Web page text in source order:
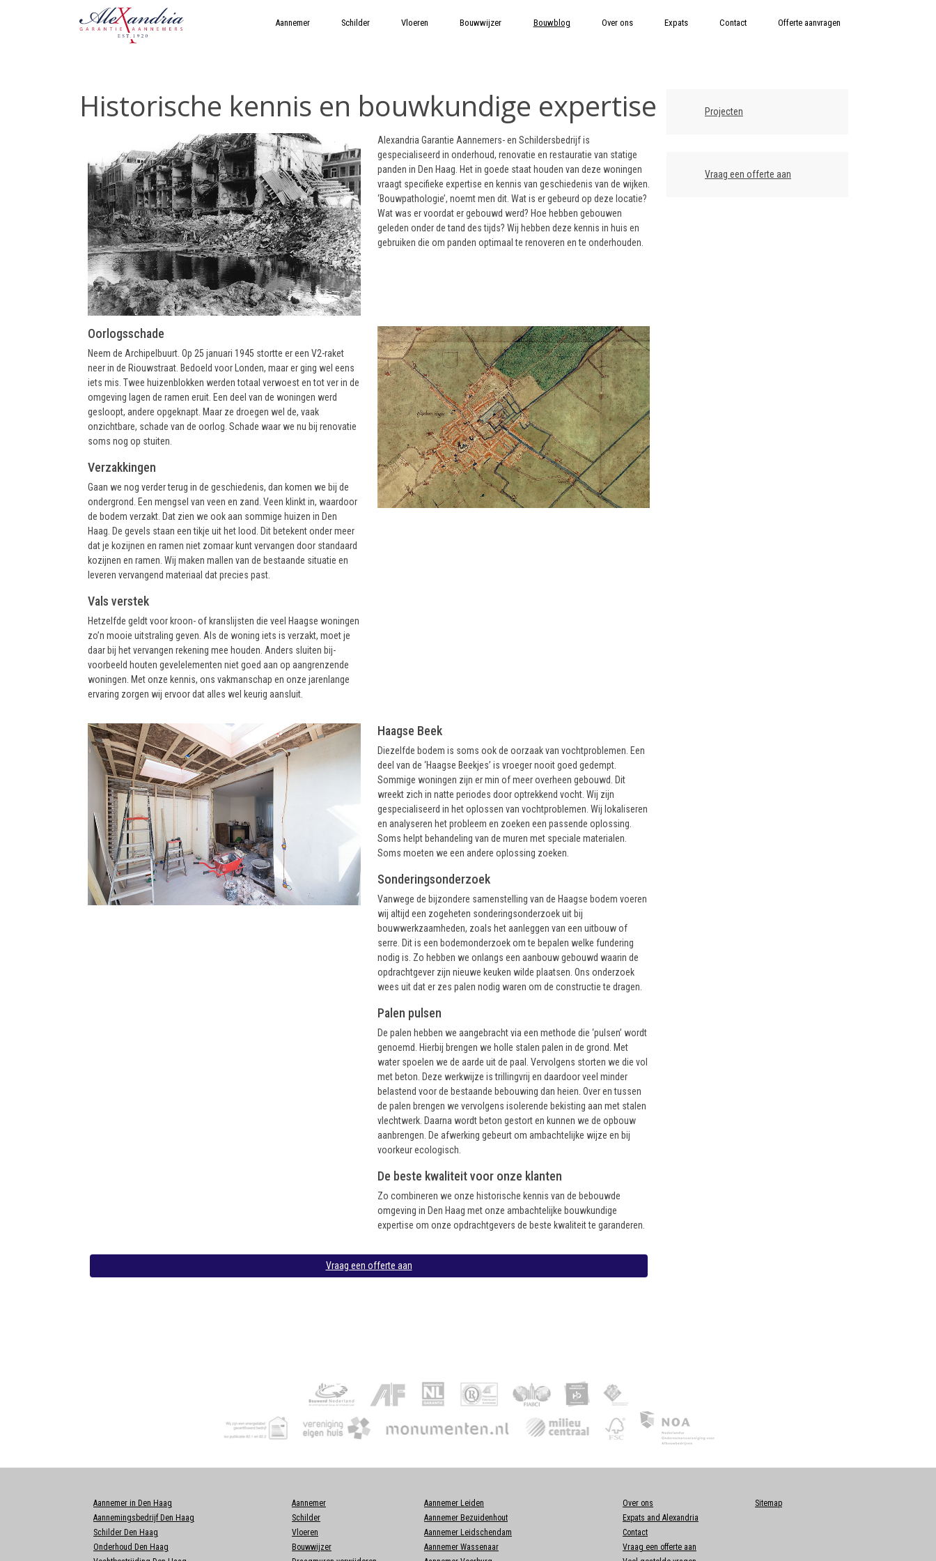
Aannemer Schilder Vloeren Bouwwijzer Bouwblog Over ons Expats Contact Offerte aanvragen
Historische kennis en bouwkundige expertise
Alexandria Garantie Aannemers- en Schildersbedrijf is
gespecialiseerd in onderhoud, renovatie en restauratie van statige
panden in Den Haag. Het in goede staat houden van deze woningen
vraagt specifieke expertise en kennis van geschiedenis van de wijken.
‘Bouwpathologie’, noemt men dit. Wat is er gebeurd op deze locatie?
Wat was er voordat er gebouwd werd? Hoe hebben gebouwen
geleden onder de tand des tijds? Wij hebben deze kennis in huis en
gebruiken die om panden optimaal te renoveren en te onderhouden.
Oorlogsschade
Neem de Archipelbuurt. Op 25 januari 1945 stortte er een V2-raket
neer in de Riouwstraat. Bedoeld voor Londen, maar er ging wel eens
iets mis. Twee huizenblokken werden totaal verwoest en tot ver in de
omgeving lagen de ramen eruit. Een deel van de woningen werd
gesloopt, andere opgeknapt. Maar ze droegen wel de, vaak
onzichtbare, schade van de oorlog. Schade waar we nu bij renovatie
soms nog op stuiten.
Verzakkingen
Gaan we nog verder terug in de geschiedenis, dan komen we bij de
ondergrond. Een mengsel van veen en zand. Veen klinkt in, waardoor
de bodem verzakt. Dat zien we ook aan sommige huizen in Den
Haag. De gevels staan een tikje uit het lood. Dit betekent onder meer
dat je kozijnen en ramen niet zomaar kunt vervangen door standaard
kozijnen en ramen. Wij maken mallen van de bestaande situatie en
leveren vervangend materiaal dat precies past.
Vals verstek
Hetzelfde geldt voor kroon- of kranslijsten die veel Haagse woningen
zo’n mooie uitstraling geven. Als de woning iets is verzakt, moet je
daar bij het vervangen rekening mee houden. Anders sluiten bij-
voorbeeld houten gevelelementen niet goed aan op aangrenzende
woningen. Met onze kennis, ons vakmanschap en onze jarenlange
ervaring zorgen wij ervoor dat alles wel keurig aansluit.
Haagse Beek
Diezelfde bodem is soms ook de oorzaak van vochtproblemen. Een
deel van de ‘Haagse Beekjes’ is vroeger nooit goed gedempt.
Sommige woningen zijn er min of meer overheen gebouwd. Dit
wreekt zich in natte periodes door optrekkend vocht. Wij zijn
gespecialiseerd in het oplossen van vochtproblemen. Wij lokaliseren
en analyseren het probleem en zoeken een passende oplossing.
Soms helpt behandeling van de muren met speciale materialen.
Soms moeten we een andere oplossing zoeken.
Sonderingsonderzoek
Vanwege de bijzondere samenstelling van de Haagse bodem voeren
wij altijd een zogeheten sonderingsonderzoek uit bij
bouwwerkzaamheden, zoals het aanleggen van een uitbouw of
serre. Dit is een bodemonderzoek om te bepalen welke fundering
nodig is. Zo hebben we onlangs een aanbouw gebouwd waarin de
opdrachtgever zijn nieuwe keuken wilde plaatsen. Ons onderzoek
wees uit dat er zes palen nodig waren om de constructie te dragen.
Palen pulsen
De palen hebben we aangebracht via een methode die ‘pulsen’ wordt
genoemd. Hierbij brengen we holle stalen palen in de grond. Met
water spoelen we de aarde uit de paal. Vervolgens storten we die vol
met beton. Deze werkwijze is trillingvrij en daardoor veel minder
belastend voor de bestaande bebouwing dan heien. Over en tussen
de palen brengen we vervolgens isolerende bekisting aan met stalen
vlechtwerk. Daarna wordt beton gestort en kunnen we de opbouw
aanbrengen. De afwerking gebeurt om ambachtelijke wijze en bij
voorkeur ecologisch.
De beste kwaliteit voor onze klanten
Zo combineren we onze historische kennis van de bebouwde
omgeving in Den Haag met onze ambachtelijke bouwkundige
expertise om onze opdrachtgevers de beste kwaliteit te garanderen.
Vraag een offerte aan
Projecten
Vraag een offerte aan
Aannemer in Den Haag
Aannemingsbedrijf Den Haag
Schilder Den Haag
Onderhoud Den Haag
Aannemer
Schilder
Vloeren
Bouwwijzer
Aannemer Leiden
Aannemer Bezuidenhout
Aannemer Leidschendam
Aannemer Wassenaar
Over ons
Expats and Alexandria
Contact
Vraag een offerte aan
Sitemap